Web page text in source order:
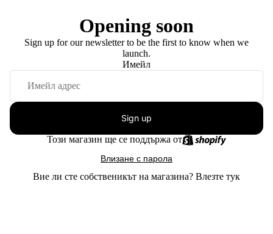
Opening soon
Sign up for our newsletter to be the first to know when we
launch.
Имейл
Sign up
Този магазин ще се поддържа от
Влизане с парола
Вие ли сте собственикът на магазина? Влезте тук